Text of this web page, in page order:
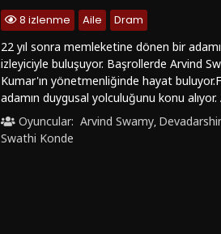
8 izlenme Aile
Dram
22 yıl sonra memleketine dönen bir
izleyiciyle buluşuyor. Başrollerde Arvind
Kumar'ın yönetmenliğinde hayat
adamın duygusal yolculuğunu konu
anılarla dolu bir yolculuk, izleyicilere
geçmişle yüzleşmeye ve insani duygulara
Oyuncular: Arvind Swamy,
Swathi Konde